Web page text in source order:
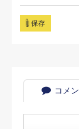
保存
コメ